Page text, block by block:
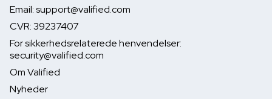
Email: support@valified.com
CVR: 39237407
For sikkerhedsrelaterede henvendelser:
security@valified.com
Om Valified
Nyheder